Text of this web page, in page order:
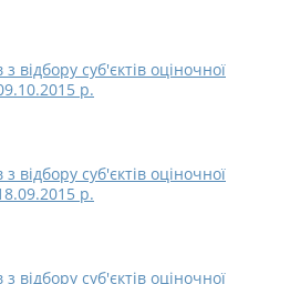
відбору суб'єктів оціночної
р.
відбору суб'єктів оціночної
р.
відбору суб'єктів оціночної